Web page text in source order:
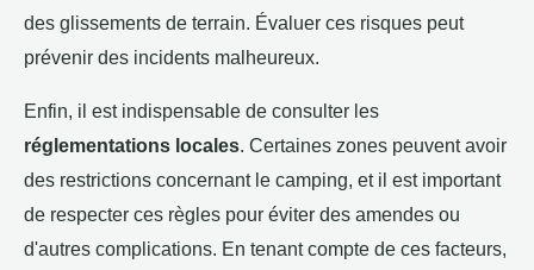
des glissements de terrain. Évaluer ces risques peut
prévenir des incidents malheureux.
Enfin, il est indispensable de consulter les
réglementations locales . Certaines zones peuvent avoir
des restrictions concernant le camping, et il est important
de respecter ces règles pour éviter des amendes ou
d'autres complications. En tenant compte de ces facteurs,